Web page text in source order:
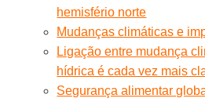
hemisfério norte
Mudanças climáticas e
Ligação entre mudança
hídrica é cada vez mais
Segurança alimentar